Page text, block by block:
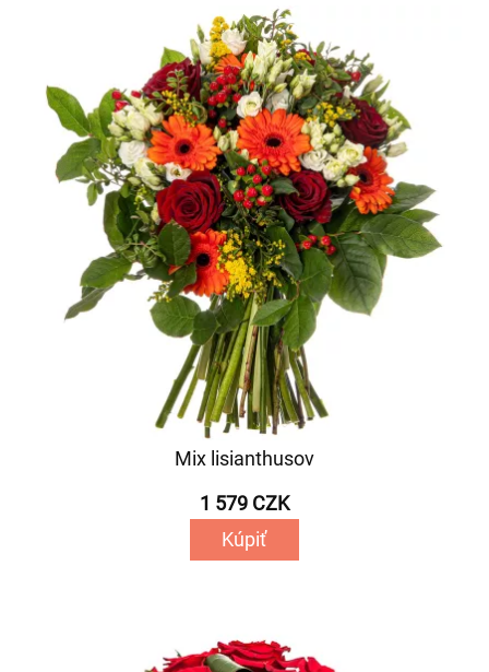
Mix lisianthusov
1 579 CZK
Kúpiť